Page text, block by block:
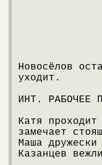
Новосёлов
уходит.
ИНТ. РАБОЧЕЕ
Катя
замечает
Маша
Казанцев